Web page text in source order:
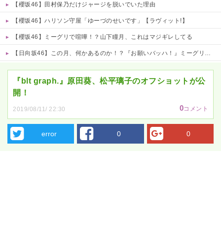
【櫻坂46】田村保乃だけジャージを脱いでいた理由
【櫻坂46】ハリソン守屋「ゆーづのせいです」【ラヴィット!】
【櫻坂46】ミーグリで喧嘩！？山下瞳月、これはマジギレしてる
【日向坂46】この月、何かあるのか！？『お願いバッハ！』ミーグリ日程がこちら
『blt graph.』原田葵、松平璃子のオフショットが公
開！
2019/08/11/ 22:30 0コメント
error 0 0